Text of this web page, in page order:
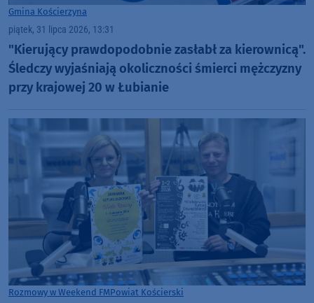
Gmina Kościerzyna
piątek, 31 lipca 2026, 13:31
"Kierujący prawdopodobnie zasłabł za kierownicą".
Śledczy wyjaśniają okoliczności śmierci mężczyzny
przy krajowej 20 w Łubianie
Rozmowy w Weekend FMPowiat Kościerski